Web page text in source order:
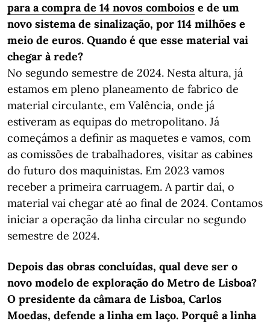
para a compra de 14 novos comboios e de um
novo sistema de sinalização, por 114 milhões e
meio de euros. Quando é que esse material vai
chegar à rede?
No segundo semestre de 2024. Nesta altura, já
estamos em pleno planeamento de fabrico de
material circulante, em Valência, onde já
estiveram as equipas do metropolitano. Já
começámos a definir as maquetes e vamos, com
as comissões de trabalhadores, visitar as cabines
do futuro dos maquinistas. Em 2023 vamos
receber a primeira carruagem. A partir daí, o
material vai chegar até ao final de 2024. Contamos
iniciar a operação da linha circular no segundo
semestre de 2024.
Depois das obras concluídas, qual deve ser o
novo modelo de exploração do Metro de Lisboa?
O presidente da câmara de Lisboa, Carlos
Moedas, defende a linha em laço. Porquê a linha